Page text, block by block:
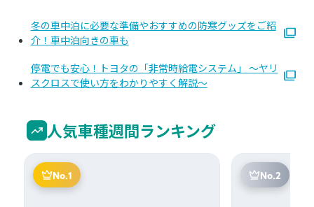
冬の車中泊に必要な準備やおすすめの防寒グッズをご紹
介！車中泊向きの車も
停電でも安心！トヨタの「非常時給電システム」 ～ヤリ
スクロスで使い方をわかりやすく解説～